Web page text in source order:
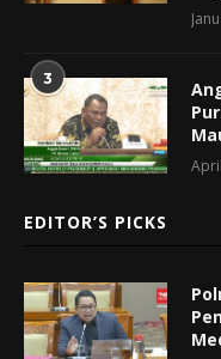
3
EDITOR’S PICKS